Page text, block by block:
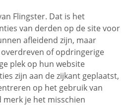
Flingster. Dat is het
van derden op de site voor
afleidend zijn, maar
of opdringerige
plek op hun website
zijn aan de zijkant geplaatst,
op het gebruik van
merk je het misschien